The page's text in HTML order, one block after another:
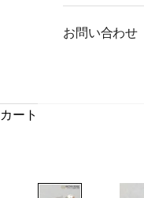
お問い合わせ
カート